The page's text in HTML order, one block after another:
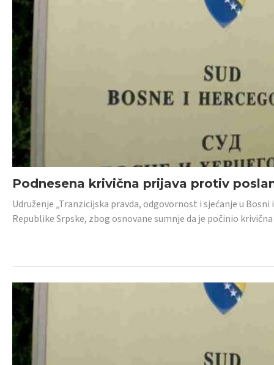
Podnesena krivična prijava protiv
Udruženje „Tranzicijska pravda, odgovornost i sjećanje u
Republike Srpske, zbog osnovane sumnje da je počinio